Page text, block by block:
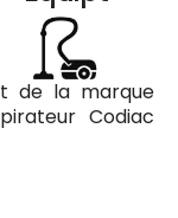
de la marque
Codiac